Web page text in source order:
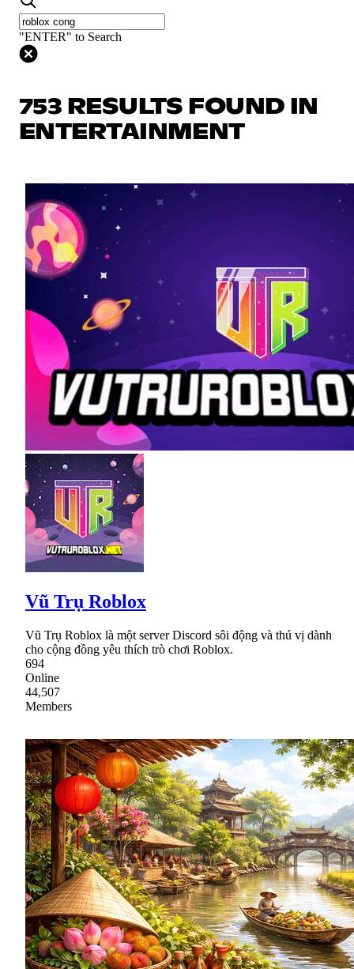
"ENTER" to Search
753 RESULTS FOUND IN
ENTERTAINMENT
Vũ Trụ Roblox
Vũ Trụ Roblox là một server Discord sôi động và thú vị dành
cho cộng đồng yêu thích trò chơi Roblox.
694
Online
44,507
Members